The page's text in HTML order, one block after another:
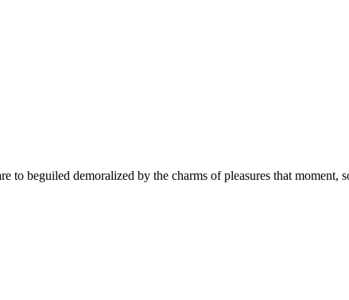
beguiled demoralized by the charms of pleasures that moment,